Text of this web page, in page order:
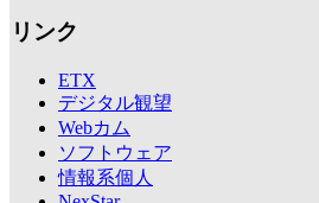
リンク
ETX
デジタル観望
Webカム
ソフトウェア
情報系個人